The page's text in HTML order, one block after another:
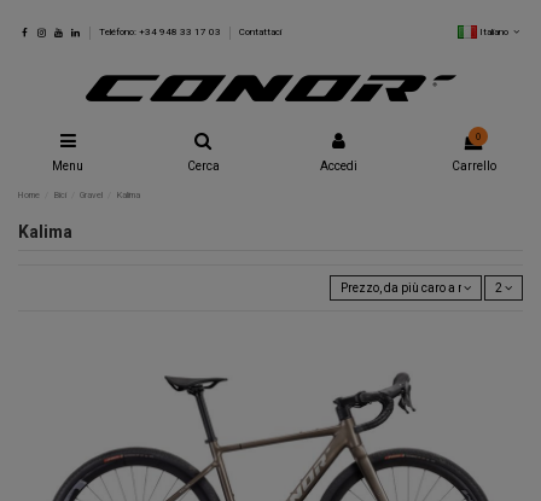
Teléfono: +34 948 33 17 03 Contattaci Italiano
Menu Cerca Accedi
0
Carrello
Home Bici Gravel Kalima
Kalima
Prezzo, da più caro a meno caro
2